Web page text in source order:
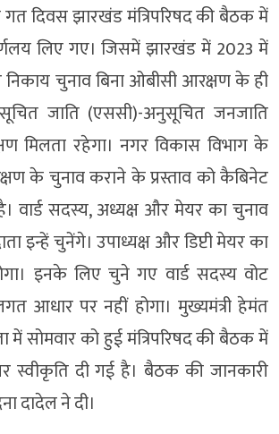
दिवस झारखंड मंत्रिपरिषद की बैठक में
लिए गए। जिसमें झारखंड में 2023 में
चुनाव बिना ओबीसी आरक्षण के ही
जाति (एससी)-अनुसूचित जनजाति
मिलता रहेगा। नगर विकास विभाग के
के चुनाव कराने के प्रस्ताव को कैबिनेट
वार्ड सदस्य, अध्यक्ष और मेयर का चुनाव
इन्हें चुनेंगे। उपाध्यक्ष और डिप्टी मेयर का
इनके लिए चुने गए वार्ड सदस्य वोट
आधार पर नहीं होगा। मुख्यमंत्री हेमंत
में सोमवार को हुई मंत्रिपरिषद की बैठक में
स्वीकृति दी गई है। बैठक की जानकारी
दादेल ने दी।